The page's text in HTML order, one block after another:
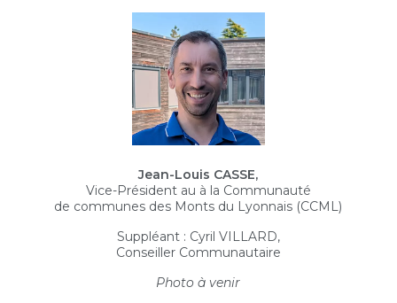
Jean-Louis CASSE,
Vice-Président au à la Communauté
de communes des Monts du Lyonnais (CCML)
Suppléant : Cyril VILLARD,
Conseiller Communautaire
Photo à venir